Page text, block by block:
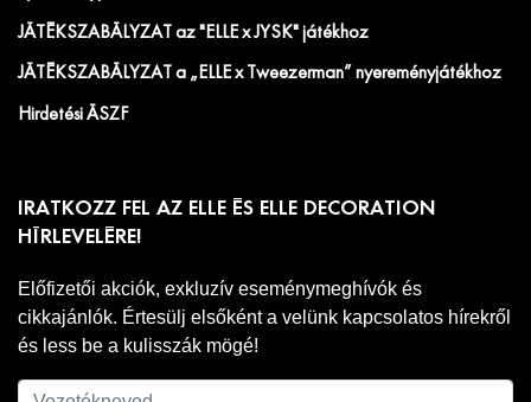
JÁTÉKSZABÁLYZAT az "ELLE x JYSK" játékhoz
JÁTÉKSZABÁLYZAT a „ELLE x Tweezerman” nyereményjátékhoz
Hirdetési ÁSZF
IRATKOZZ FEL AZ ELLE ÉS ELLE DECORATION
HÍRLEVELÉRE!
Előfizetői akciók, exkluzív eseménymeghívók és
cikkajánlók. Értesülj elsőként a velünk kapcsolatos hírekről
és less be a kulisszák mögé!